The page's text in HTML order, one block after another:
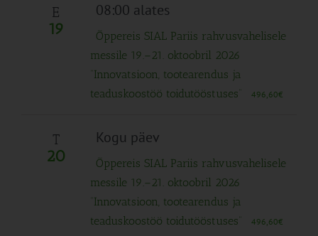
E
19
08:00 alates
Õppereis SIAL Pariis rahvusvahelisele
messile 19.–21. oktoobril 2026
“Innovatsioon, tootearendus ja
teaduskoostöö toidutööstuses”
496,60€
T
20
Kogu päev
Õppereis SIAL Pariis rahvusvahelisele
messile 19.–21. oktoobril 2026
“Innovatsioon, tootearendus ja
teaduskoostöö toidutööstuses”
496,60€